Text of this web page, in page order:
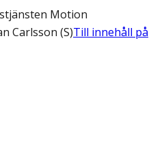
Motion
Carlsson (S)Till innehåll på